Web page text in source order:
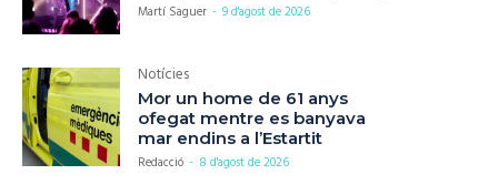
Martí Saguer - 9 d'agost de 2026
Notícies
Mor un home de 61 anys
ofegat mentre es banyava
mar endins a l’Estartit
Redacció - 8 d'agost de 2026